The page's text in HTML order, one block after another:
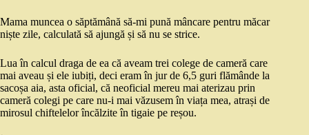
Mama muncea o săptămână să-mi pună mâncare pentru măcar
niște zile, calculată să ajungă și să nu se strice.
Lua în calcul draga de ea că aveam trei colege de cameră care
mai aveau și ele iubiți, deci eram în jur de 6,5 guri flămânde la
sacoșa aia, asta oficial, că neoficial mereu mai aterizau prin
cameră colegi pe care nu-i mai văzusem în viața mea, atrași de
mirosul chiftelelor încălzite în tigaie pe reșou.